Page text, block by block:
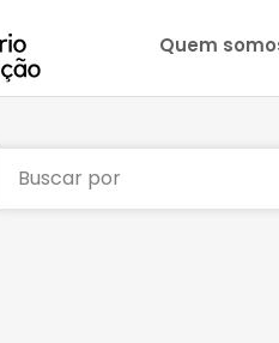
Quem
Buscar por